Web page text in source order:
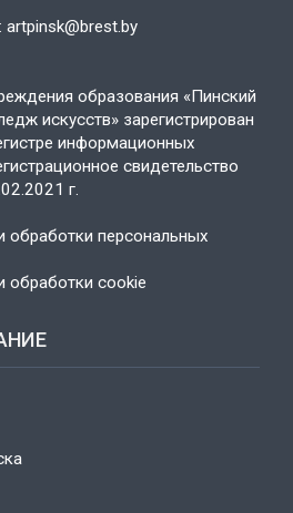
образования «Пинский
искусств» зарегистрирован
информационных
свидетельство
г.
обработки персональных
обработки cookie